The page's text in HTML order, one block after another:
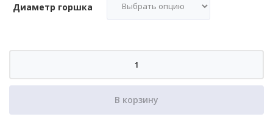
Диаметр горшка
Буксус
шар
В корзину